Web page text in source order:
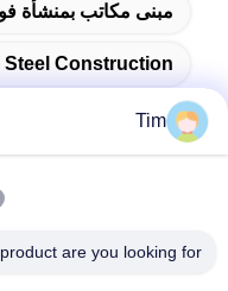
مبنى مكاتب بمنشأة
Steel Construction
العنوان
Tim
are you looking for?